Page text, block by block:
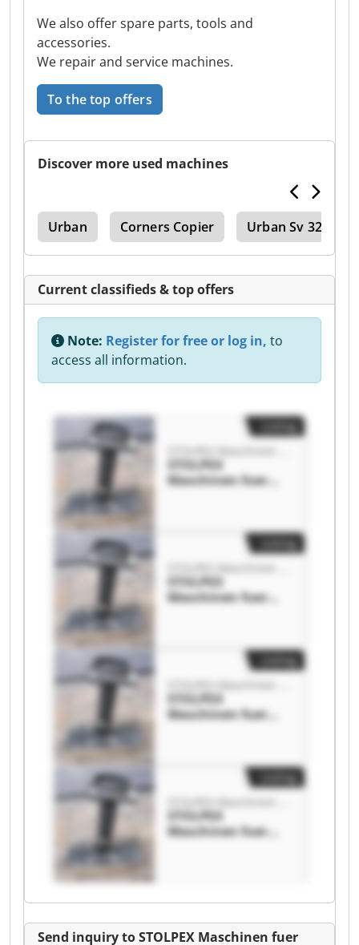
We also offer spare parts, tools and
accessories.
We repair and service machines.
To the top offers
Discover more used machines
Urban Corners Copier Urban Sv 320
Current classifieds & top offers
Note: Register for free or log in, to
access all information.
STOLPEX
Maschinen fuer
Maschinen fuer
den Fensterbau
STOLPEX
Maschinen fuer
Maschinen fuer
den Fensterbau
STOLPEX
Maschinen fuer
Maschinen fuer
den Fensterbau
STOLPEX
Maschinen fuer
Send inquiry to STOLPEX Maschinen fuer